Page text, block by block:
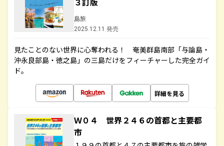
島旅
2025.12.11 発売
見たことのない世界に心奪われる！ 奄美群島南部「与論島・
沖永良部島・徳之島」の三島だけをフィーチャーした完全ガイ
ド。
詳細を見る
Ｗ０４ 世界２４６の首都と主要都
市